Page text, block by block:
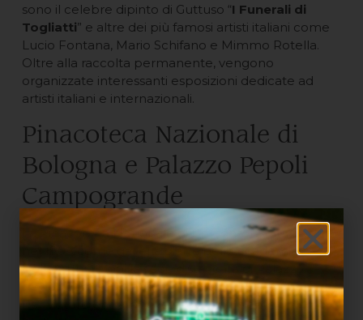
sono il celebre dipinto di Guttuso “I Funerali di
Togliatti” e altre dei più famosi artisti italiani come
Lucio Fontana, Mario Schifano e Mimmo Rotella.
Oltre alla raccolta permanente, vengono
organizzate interessanti esposizioni dedicate ad
artisti italiani e internazionali.
Pinacoteca Nazionale di
Bologna e Palazzo Pepoli
Campogrande
La Pinacoteca Nazionale di Bologna è stata aperta
nel 1808 come galleria d’arte dell’Accademia di
Belle Arti. C’è poi la sede distaccata di Palazzo
Pepoli Campogrande, a pochi metri dalle due torri.
Per visitare entrambe le sedi è sufficienteun solo